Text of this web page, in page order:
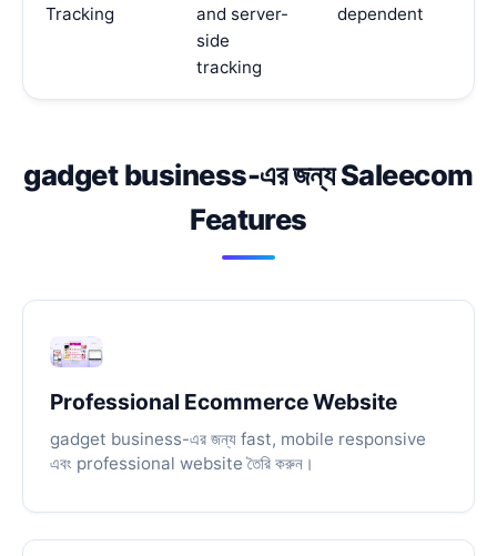
Tracking
and server-
side
tracking
dependent
gadget business-এর জন্য Saleecom
Features
Professional Ecommerce Website
gadget business-এর জন্য fast, mobile responsive
এবং professional website তৈরি করুন।